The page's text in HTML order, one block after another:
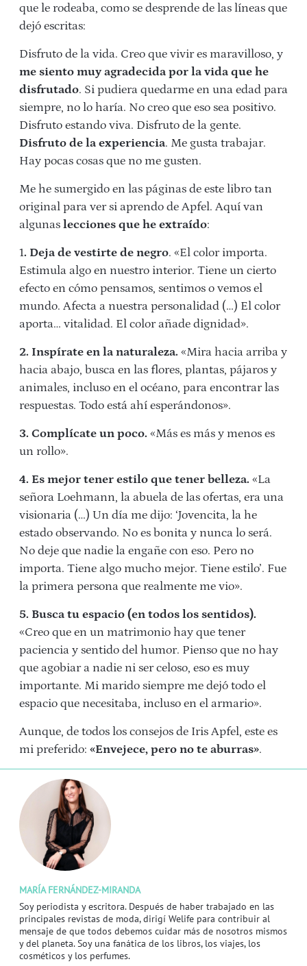
que le rodeaba, como se desprende de las líneas que
dejó escritas:
Disfruto de la vida. Creo que vivir es maravilloso, y
me siento muy agradecida por la vida que he
disfrutado. Si pudiera quedarme en una edad para
siempre, no lo haría. No creo que eso sea positivo.
Disfruto estando viva. Disfruto de la gente.
Disfruto de la experiencia. Me gusta trabajar.
Hay pocas cosas que no me gusten.
Me he sumergido en las páginas de este libro tan
original para ver si aprendo de Apfel. Aquí van
algunas lecciones que he extraído:
1. Deja de vestirte de negro. «El color importa.
Estimula algo en nuestro interior. Tiene un cierto
efecto en cómo pensamos, sentimos o vemos el
mundo. Afecta a nuestra personalidad (…) El color
aporta… vitalidad. El color añade dignidad».
2. Inspírate en la naturaleza. «Mira hacia arriba y
hacia abajo, busca en las flores, plantas, pájaros y
animales, incluso en el océano, para encontrar las
respuestas. Todo está ahí esperándonos».
3. Complícate un poco. «Más es más y menos es
un rollo».
4. Es mejor tener estilo que tener belleza. «La
señora Loehmann, la abuela de las ofertas, era una
visionaria (…) Un día me dijo: ‘Jovencita, la he
estado observando. No es bonita y nunca lo será.
No deje que nadie la engañe con eso. Pero no
importa. Tiene algo mucho mejor. Tiene estilo’. Fue
la primera persona que realmente me vio».
5. Busca tu espacio (en todos los sentidos).
«Creo que en un matrimonio hay que tener
paciencia y sentido del humor. Pienso que no hay
que agobiar a nadie ni ser celoso, eso es muy
importante. Mi marido siempre me dejó todo el
espacio que necesitaba, incluso en el armario».
Aunque, de todos los consejos de Iris Apfel, este es
mi preferido: «Envejece, pero no te aburras».
MARÍA FERNÁNDEZ-MIRANDA
Soy periodista y escritora. Después de haber trabajado en las
principales revistas de moda, dirigí Welife para contribuir al
mensaje de que todos debemos cuidar más de nosotros mismos
y del planeta. Soy una fanática de los libros, los viajes, los
cosméticos y los perfumes.